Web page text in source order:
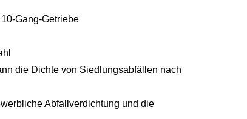
Gang-Getriebe
die Dichte von Siedlungsabfällen nach
Abfallverdichtung und die